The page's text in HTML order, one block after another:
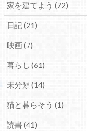
家を建てよう (72)
日記(21)
映画(7)
暮らし (61)
未分類(14)
猫と暮らそう (1)
読書(41)